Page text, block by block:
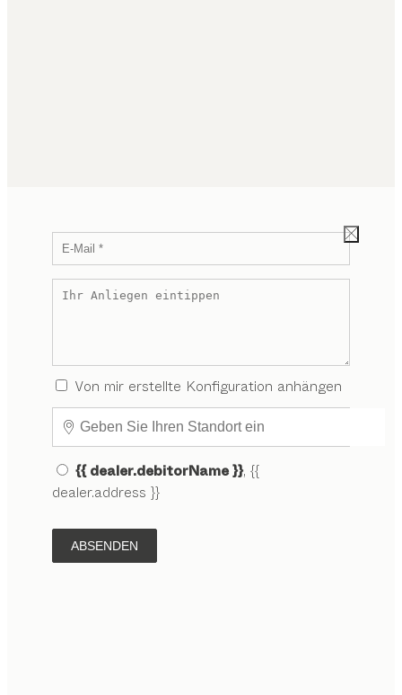
Von mir erstellte Konfiguration anhängen
{{ dealer.debitorName }}, {{
dealer.address }}
ABSENDEN